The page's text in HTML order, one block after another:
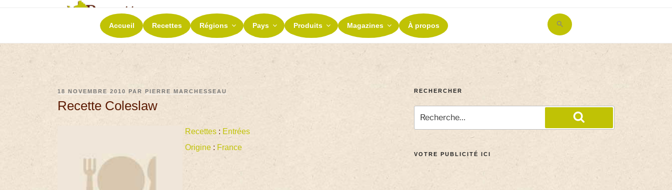
RECETTES ET TERROIRS
La richesse de nos terroirs
Accueil Recettes Régions Pays Produits Magazines À propos
Search
for:
18 NOVEMBRE 2010 PARPIERRE MARCHESSEAU
Recette Coleslaw
Recettes : Entrées
Origine : France
RECHERCHER
VOTRE PUBLICITÉ ICI